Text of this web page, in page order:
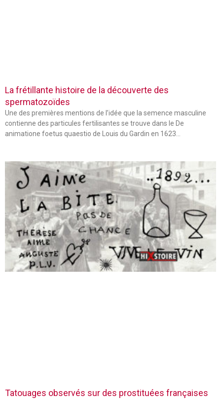
La frétillante histoire de la découverte des
spermatozoïdes
Une des premières mentions de l’idée que la semence masculine
contienne des particules fertilisantes se trouve dans le De
animatione foetus quaestio de Louis du Gardin en 1623…
Tatouages observés sur des prostituées françaises